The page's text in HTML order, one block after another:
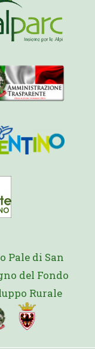
Pale di San
del Fondo
Rurale